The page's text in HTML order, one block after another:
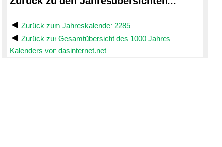
Zurück zum Jahreskalender 2285
Zurück zur Gesamtübersicht des 1000 Jahres
Kalenders von dasinternet.net